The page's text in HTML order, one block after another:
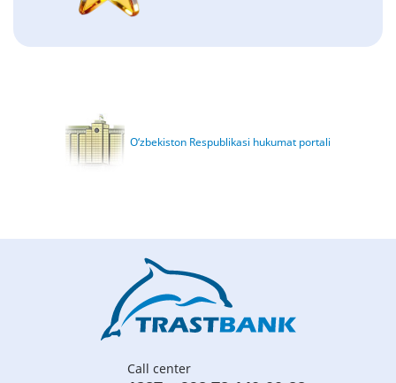
O‘zbekiston Respublikasi hukumat portali
Call center